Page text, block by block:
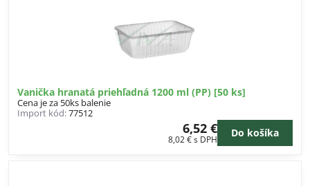
Vanička hranatá priehľadná 1200 ml (PP) [50 ks]
Cena je za 50ks balenie
Import kód:77512
6,52 €
8,02 €s DPH
Do košíka